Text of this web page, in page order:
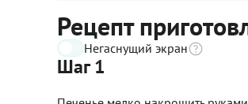
Рецепт
Негаснущий экран
Шаг 1